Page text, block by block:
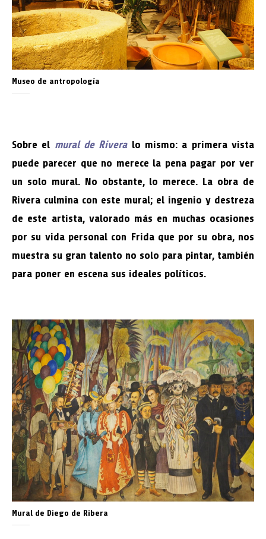
Museo de antropología
Sobre el mural de Riveralo mismo: a primera vista
puede parecer que no merece la pena pagar por ver
un solo mural. No obstante, lo merece. La obra de
Rivera culmina con este mural; el ingenio y destreza
de este artista, valorado más en muchas ocasiones
por su vida personal con Frida que por su obra, nos
muestra su gran talento no solo para pintar, también
para poner en escena sus ideales políticos.
Mural de Diego de Ribera